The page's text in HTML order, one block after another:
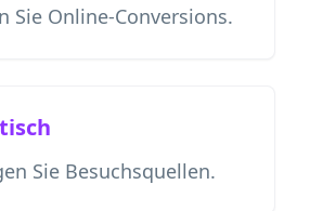
Sie Online-Conversions.
Sie Besuchsquellen.